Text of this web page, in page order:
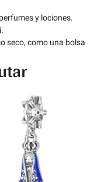
y lociones.
seco, como una bolsa